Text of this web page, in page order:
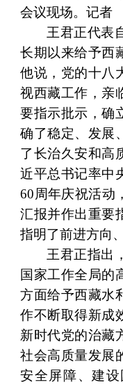
会议现场。记
王君正代表
长期以来给予西
他说，党的十八
视西藏工作，亲
要指示批示，确
确了稳定、发展
了长治久安和高
近平总书记率中
60周年庆祝活动
汇报并作出重要
指明了前进方向
王君正指出
国家工作全局的
方面给予西藏水
作不断取得新成
新时代党的治藏
社会高质量发展
安全屏障、建